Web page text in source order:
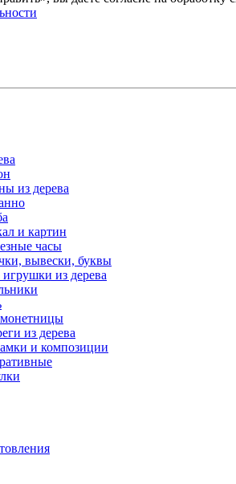
из дерева
и картин
часы
вывески, буквы
из дерева
из дерева
и композиции